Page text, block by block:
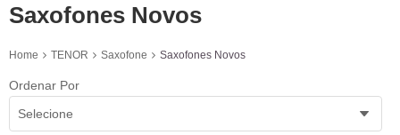
Saxofones Novos
Home TENOR Saxofone Saxofones Novos
Ordenar Por
Selecione